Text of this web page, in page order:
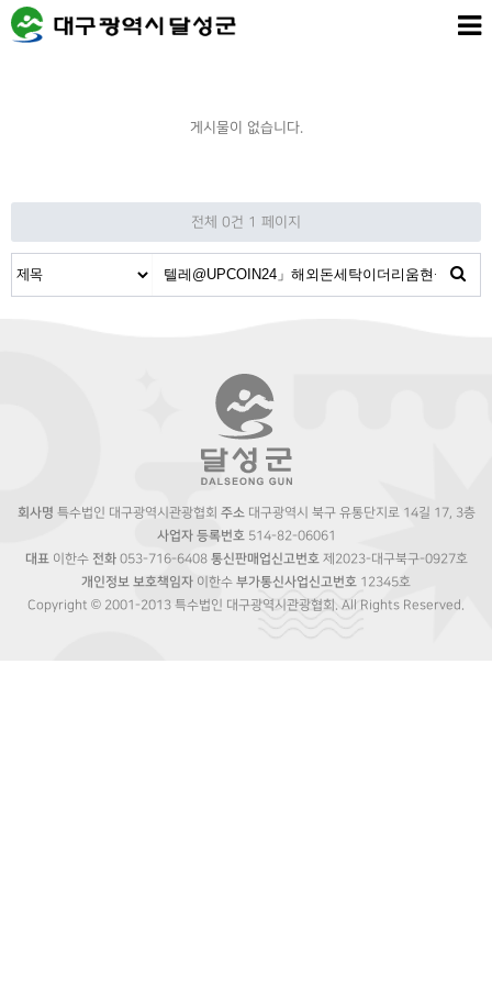
게시물이 없습니다.
전체 0건 1 페이지
회사명 특수법인 대구광역시관광협회 주소대구광역시 북구 유통단지로 14길 17, 3층
사업자 등록번호514-82-06061
대표이한수 전화053-716-6408 통신판매업신고번호제2023-대구북구-0927호
개인정보 보호책임자 이한수 부가통신사업신고번호 12345호
Copyright © 2001-2013 특수법인 대구광역시관광협회. All Rights Reserved.